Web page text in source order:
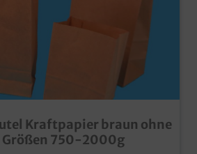
Kraftpapier braun ohne
Größen 750-2000g